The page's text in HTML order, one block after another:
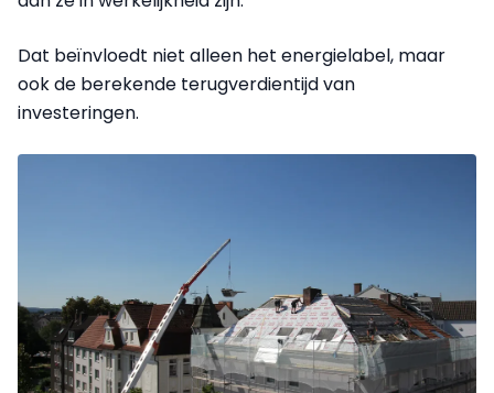
Dat beïnvloedt niet alleen het energielabel, maar
ook de berekende terugverdientijd van
investeringen.